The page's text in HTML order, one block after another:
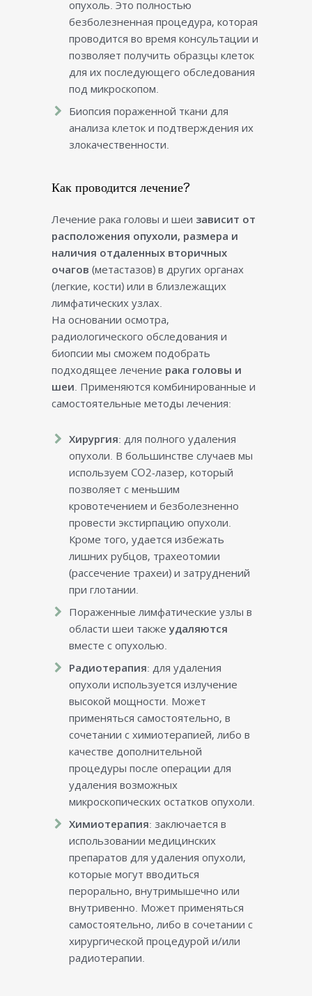
опухоль. Это полностью
безболезненная процедура, которая
проводится во время консультации и
позволяет получить образцы клеток
для их последующего обследования
под микроскопом.
Биопсия пораженной ткани для
анализа клеток и подтверждения их
злокачественности.
Как проводится лечение?
Лечение рака головы и шеи зависит от
расположения опухоли, размера и
наличия отдаленных вторичных
очагов (метастазов) в других органах
(легкие, кости) или в близлежащих
лимфатических узлах.
На основании осмотра,
радиологического обследования и
биопсии мы сможем подобрать
подходящее лечение рака головы и
шеи. Применяются комбинированные и
самостоятельные методы лечения:
Хирургия: для полного удаления
опухоли. В большинстве случаев мы
используем CO2-лазер, который
позволяет с меньшим
кровотечением и безболезненно
провести экстирпацию опухоли.
Кроме того, удается избежать
лишних рубцов, трахеотомии
(рассечение трахеи) и затруднений
при глотании.
Пораженные лимфатические узлы в
области шеи также удаляются
вместе с опухолью.
Радиотерапия: для удаления
опухоли используется излучение
высокой мощности. Может
применяться самостоятельно, в
сочетании с химиотерапией, либо в
качестве дополнительной
процедуры после операции для
удаления возможных
микроскопических остатков опухоли.
Химиотерапия: заключается в
использовании медицинских
препаратов для удаления опухоли,
которые могут вводиться
перорально, внутримышечно или
внутривенно. Может применяться
самостоятельно, либо в сочетании с
хирургической процедурой и/или
радиотерапии.